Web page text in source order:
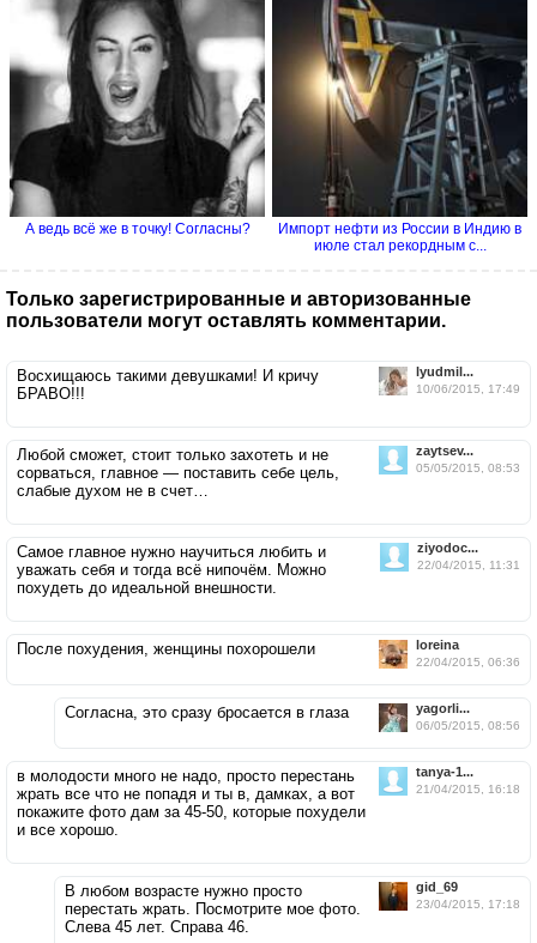
А ведь всё же в точку! Согласны?
Импорт нефти из России в Индию в
июле стал рекордным с...
Только зарегистрированные и авторизованные
пользователи могут оставлять комментарии.
lyudmil...
10/06/2015, 17:49
Восхищаюсь такими девушками! И кричу
БРАВО!!!
zaytsev...
05/05/2015, 08:53
Любой сможет, стоит только захотеть и не
сорваться, главное — поставить себе цель,
слабые духом не в счет…
ziyodoc...
22/04/2015, 11:31
Самое главное нужно научиться любить и
уважать себя и тогда всё нипочём. Можно
похудеть до идеальной внешности.
loreina
22/04/2015, 06:36
После похудения, женщины похорошели
yagorli...
06/05/2015, 08:56
Согласна, это сразу бросается в глаза
tanya-1...
21/04/2015, 16:18
в молодости много не надо, просто перестань
жрать все что не попадя и ты в, дамках, а вот
покажите фото дам за 45-50, которые похудели
и все хорошо.
gid_69
23/04/2015, 17:18
В любом возрасте нужно просто
перестать жрать. Посмотрите мое фото.
Слева 45 лет. Справа 46.